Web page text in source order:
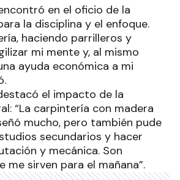
en el oficio de la
la disciplina y el enfoque.
haciendo parrilleros y
mi mente y, al mismo
ayuda económica a mi
el impacto de la
“La carpintería con madera
mucho, pero también pude
secundarios y hacer
y mecánica. Son
me sirven para el mañana”.